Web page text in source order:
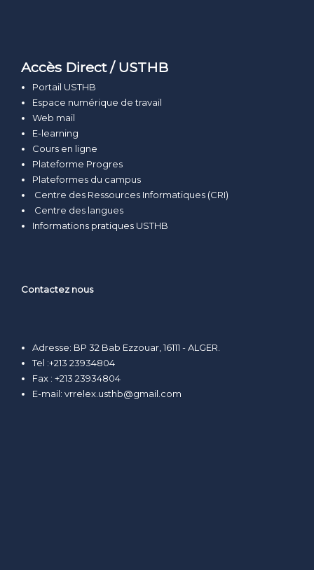
Accès Direct / USTHB
Portail USTHB
Espace numérique de travail
Web mail
E-learning
Cours en ligne
Plateforme Progres
Plateformes du campus
Centre des Ressources Informatiques (CRI)
Centre des langues
Informations pratiques USTHB
Contactez nous
Adresse: BP 32 Bab Ezzouar, 16111 - ALGER.
Tel :+213 23934804
Fax : +213 23934804
E-mail:vrrelex.usthb@gmail.com